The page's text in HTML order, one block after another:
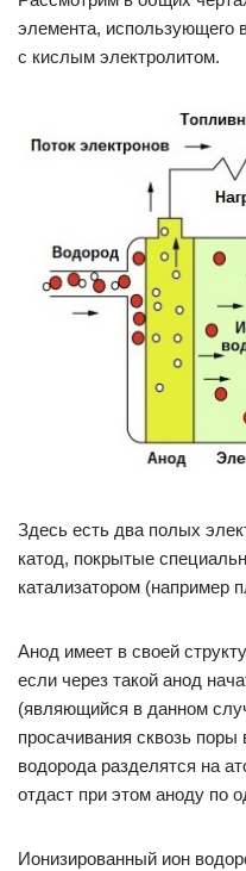
элемента, использующего
с кислым электролитом.
Здесь есть два полых
катод, покрытые
катализатором (например
Анод имеет в своей
если через такой анод
(являющийся в данном
просачивания сквозь
водорода разделятся на
отдаст при этом аноду по
Ионизированный ион